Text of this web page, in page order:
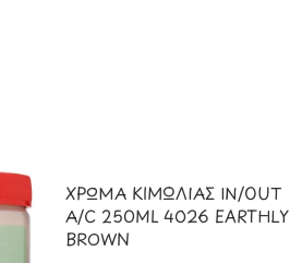
ΧΡΩΜΑ ΚΙΜΩΛΙΑΣ IN/OUT
A/C 250ML 4026 EARTHLY
BROWN